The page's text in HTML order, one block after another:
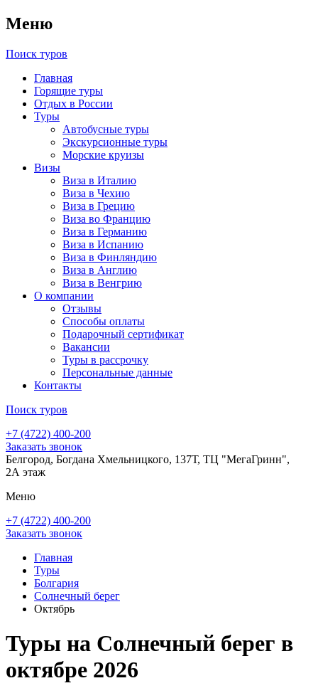
Меню
Поиск туров
Главная
Горящие туры
Отдых в России
Туры
Автобусные туры
Экскурсионные туры
Морские круизы
Визы
Виза в Италию
Виза в Чехию
Виза в Грецию
Виза во Францию
Виза в Германию
Виза в Испанию
Виза в Финляндию
Виза в Англию
Виза в Венгрию
О компании
Отзывы
Способы оплаты
Подарочный сертификат
Вакансии
Туры в рассрочку
Персональные данные
Контакты
Поиск туров
+7 (4722) 400-200
Заказать звонок
Белгород, Богдана Хмельницкого, 137Т, ТЦ "МегаГринн",
2А этаж
Меню
+7 (4722) 400-200
Заказать звонок
Главная
Туры
Болгария
Солнечный берег
Октябрь
Туры на Солнечный берег в
октябре 2026